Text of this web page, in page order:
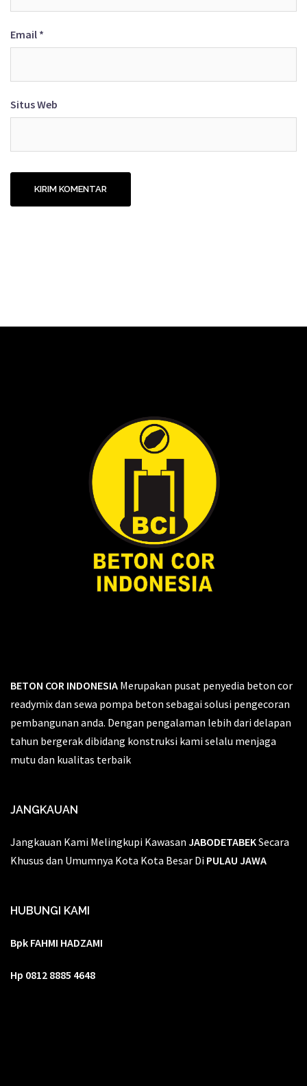
Email *
Situs Web
BETON COR INDONESIA Merupakan pusat penyedia beton cor
readymix dan sewa pompa beton sebagai solusi pengecoran
pembangunan anda. Dengan pengalaman lebih dari delapan
tahun bergerak dibidang konstruksi kami selalu menjaga
mutu dan kualitas terbaik
JANGKAUAN
Jangkauan Kami Melingkupi Kawasan JABODETABEKSecara
Khusus dan Umumnya Kota Kota Besar Di PULAU JAWA
HUBUNGI KAMI
Bpk FAHMI HADZAMI
Hp 0812 8885 4648